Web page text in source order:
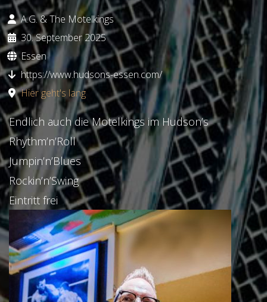
A.G. & The Motelkings
30. September 2025
Essen
https://www.hudsons-essen.com/
Hier geht's lang
Endlich auch die Motelkings im Hudson’s
Rhythm’n’Roll
Jumpin’n’Blues
Rockin’n’Swing
Eintritt frei